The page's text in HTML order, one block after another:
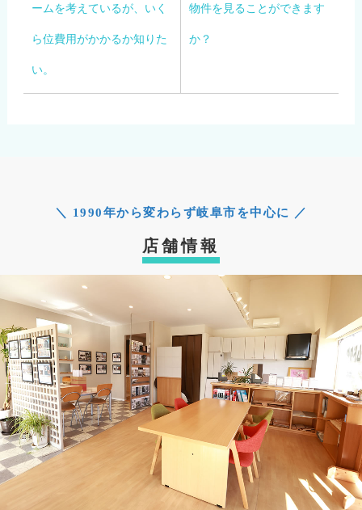
ームを考えているが、いく
ら位費用がかかるか知りた
い。
物件を見ることができます
か？
＼ 1990年から変わらず岐阜市を中心に ／
店舗情報